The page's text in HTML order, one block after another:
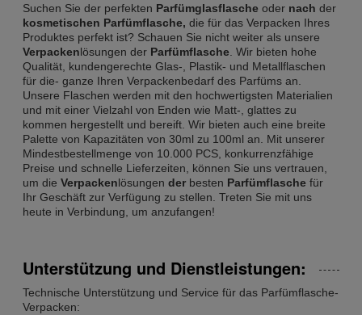
Suchen Sie der perfekten Parfümglasflasche oder nach der
kosmetischen Parfümflasche, die für das Verpacken Ihres
Produktes perfekt ist? Schauen Sie nicht weiter als unsere
Verpackenlösungen der Parfümflasche . Wir bieten hohe
Qualität, kundengerechte Glas-, Plastik- und Metallflaschen
für die- ganze Ihren Verpackenbedarf des Parfüms an.
Unsere Flaschen werden mit den hochwertigsten Materialien
und mit einer Vielzahl von Enden wie Matt-, glattes zu
kommen hergestellt und bereift. Wir bieten auch eine breite
Palette von Kapazitäten von 30ml zu 100ml an. Mit unserer
Mindestbestellmenge von 10.000 PCS, konkurrenzfähige
Preise und schnelle Lieferzeiten, können Sie uns vertrauen,
um die Verpackenlösungen der besten Parfümflasche für
Ihr Geschäft zur Verfügung zu stellen. Treten Sie mit uns
heute in Verbindung, um anzufangen!
Unterstützung und Dienstleistungen:
Technische Unterstützung und Service für das Parfümflasche-
Verpacken: